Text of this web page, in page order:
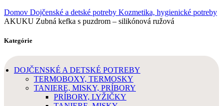
Domov Dojčenské a detské potreby Kozmetika, hygienické potreby
AKUKU Zubná kefka s puzdrom – silikónová ružová
Kategórie
DOJČENSKÉ A DETSKÉ POTREBY
TERMOBOXY, TERMOSKY
TANIERE, MISKY, PRÍBORY
PRÍBORY, LYŽIČKY